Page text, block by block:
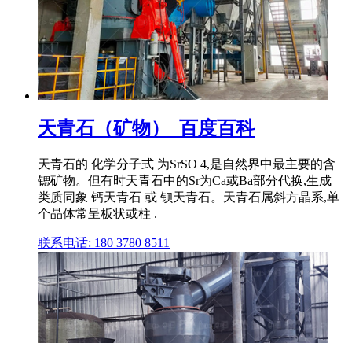
天青石（矿物）_百度百科
天青石的 化学分子式 为SrSO 4,是自然界中最主要的含
锶矿物。但有时天青石中的Sr为Ca或Ba部分代换,生成
类质同象 钙天青石 或 钡天青石。天青石属斜方晶系,单
个晶体常呈板状或柱 .
联系电话: 180 3780 8511